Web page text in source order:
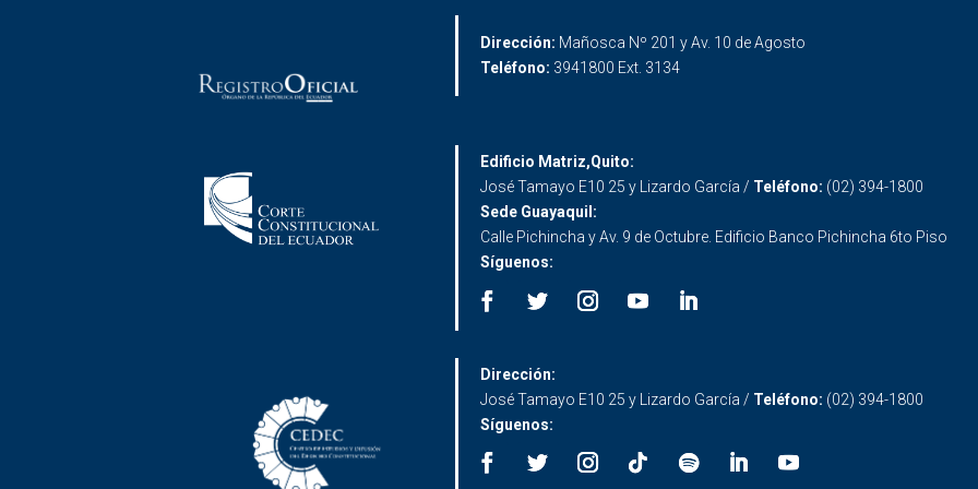
Dirección: Mañosca Nº 201 y Av. 10 de Agosto
Teléfono: 3941800 Ext. 3134
Edificio Matriz,Quito:
José Tamayo E10 25 y Lizardo García / Teléfono: (02) 394-1800
Sede Guayaquil:
Calle Pichincha y Av. 9 de Octubre. Edificio Banco Pichincha 6to Piso
Síguenos:
Dirección:
José Tamayo E10 25 y Lizardo García / Teléfono: (02) 394-1800
Síguenos: